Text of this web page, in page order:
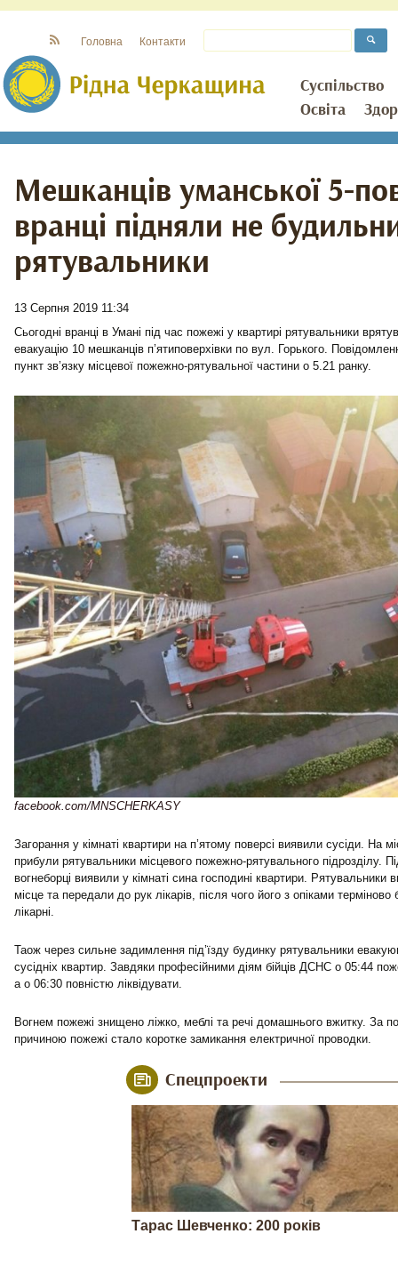
Суспільство
Освіта
Головна Контакти
Мешканців уманської 5-
вранці підняли не
рятувальники
13 Серпня 2019 11:34
Сьогодні вранці в Умані під час пожежі у квартирі рятувальники
евакуацію 10 мешканців п’ятиповерхівки по вул. Горького.
пункт зв’язку місцевої пожежно-рятувальної частини о 5.21 ранку.
facebook.com/MNSCHERKASY
Загорання у кімнаті квартири на п’ятому поверсі виявили сусіди. На
прибули рятувальники місцевого пожежно-рятувального підрозділу.
вогнеборці виявили у кімнаті сина господині квартири. Рятувальники
місце та передали до рук лікарів, після чого його з опіками терміново
лікарні.
Таож через сильне задимлення під’їзду будинку рятувальники
сусідніх квартир. Завдяки професійними діям бійців ДСНС о 05:44
а о 06:30 повністю ліквідувати.
Вогнем пожежі знищено ліжко, меблі та речі домашнього вжитку. За
причиною пожежі стало коротке замикання електричної проводки.
Спецпроекти
Тарас Шевченко: 200 років